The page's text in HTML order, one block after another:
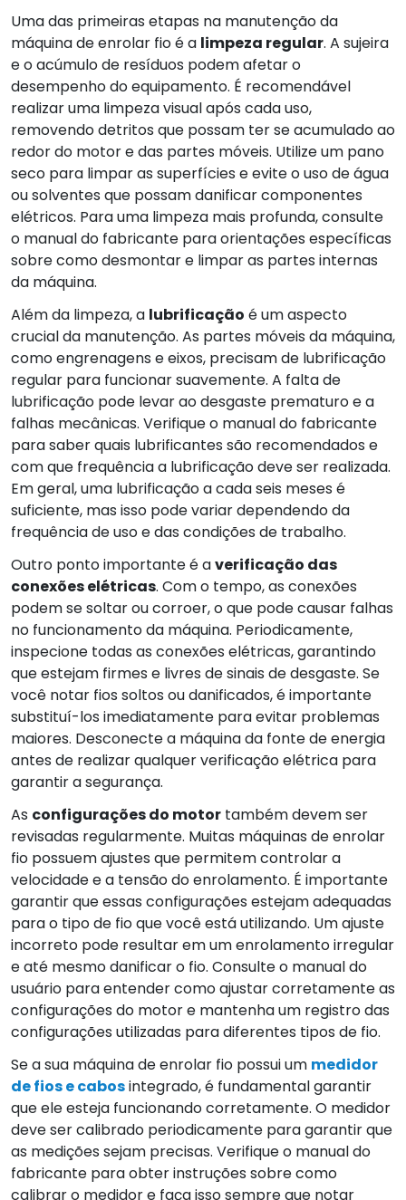
Uma das primeiras etapas na manutenção da
máquina de enrolar fio é a limpeza regular. A sujeira
e o acúmulo de resíduos podem afetar o
desempenho do equipamento. É recomendável
realizar uma limpeza visual após cada uso,
removendo detritos que possam ter se acumulado ao
redor do motor e das partes móveis. Utilize um pano
seco para limpar as superfícies e evite o uso de água
ou solventes que possam danificar componentes
elétricos. Para uma limpeza mais profunda, consulte
o manual do fabricante para orientações específicas
sobre como desmontar e limpar as partes internas
da máquina.
Além da limpeza, a lubrificação é um aspecto
crucial da manutenção. As partes móveis da máquina,
como engrenagens e eixos, precisam de lubrificação
regular para funcionar suavemente. A falta de
lubrificação pode levar ao desgaste prematuro e a
falhas mecânicas. Verifique o manual do fabricante
para saber quais lubrificantes são recomendados e
com que frequência a lubrificação deve ser realizada.
Em geral, uma lubrificação a cada seis meses é
suficiente, mas isso pode variar dependendo da
frequência de uso e das condições de trabalho.
Outro ponto importante é averificação das
conexões elétricas. Com o tempo, as conexões
podem se soltar ou corroer, o que pode causar falhas
no funcionamento da máquina. Periodicamente,
inspecione todas as conexões elétricas, garantindo
que estejam firmes e livres de sinais de desgaste. Se
você notar fios soltos ou danificados, é importante
substituí-los imediatamente para evitar problemas
maiores. Desconecte a máquina da fonte de energia
antes de realizar qualquer verificação elétrica para
garantir a segurança.
As configurações do motor também devem ser
revisadas regularmente. Muitas máquinas de enrolar
fio possuem ajustes que permitem controlar a
velocidade e a tensão do enrolamento. É importante
garantir que essas configurações estejam adequadas
para o tipo de fio que você está utilizando. Um ajuste
incorreto pode resultar em um enrolamento irregular
e até mesmo danificar o fio. Consulte o manual do
usuário para entender como ajustar corretamente as
configurações do motor e mantenha um registro das
configurações utilizadas para diferentes tipos de fio.
Se a sua máquina de enrolar fio possui um medidor
de fios e cabosintegrado, é fundamental garantir
que ele esteja funcionando corretamente. O medidor
deve ser calibrado periodicamente para garantir que
as medições sejam precisas. Verifique o manual do
fabricante para obter instruções sobre como
calibrar o medidor e faça isso sempre que notar